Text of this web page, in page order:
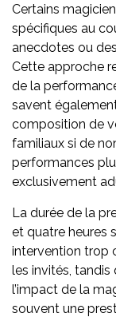
Certains
spécifiques au
anecdotes ou
Cette approche
de la
savent
composition de
familiaux si de
performances
exclusivement
La durée de la
et quatre heures
intervention trop
les invités, tandis
l’impact de la
souvent une